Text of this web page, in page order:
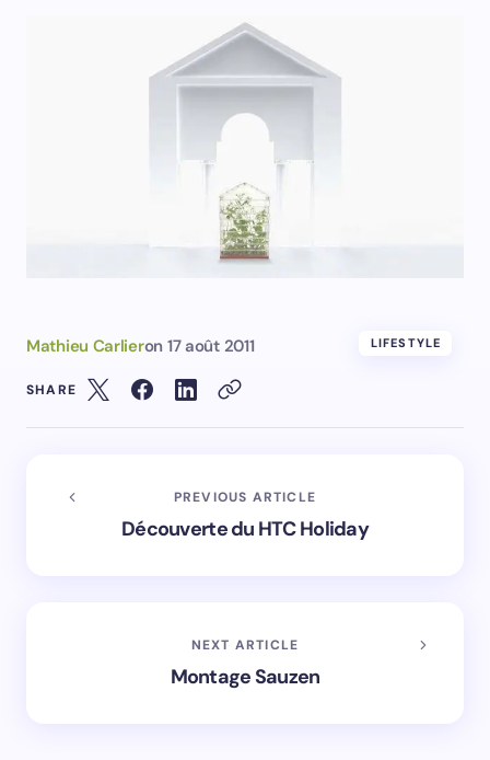
Mathieu Carlieron 17 août 2011 LIFESTYLE
SHARE
PREVIOUS ARTICLE
Découverte du HTC Holiday
NEXT ARTICLE
Montage Sauzen